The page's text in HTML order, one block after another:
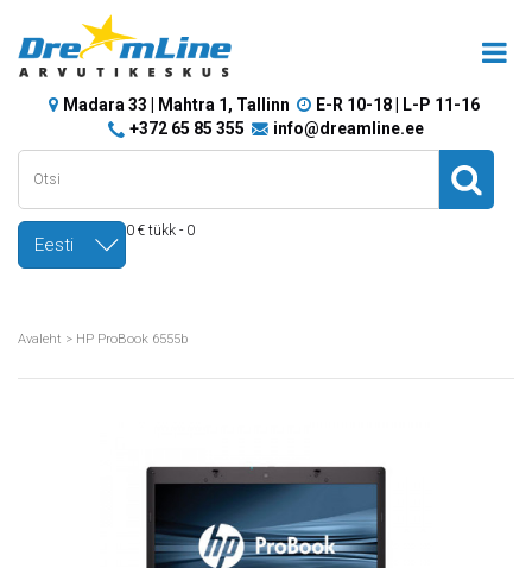
Madara 33 | Mahtra 1, Tallinn
E-R 10-18 | L-P 11-16
+372 65 85 355
info@dreamline.ee
Eesti
0 € tükk - 0
Avaleht > HP ProBook 6555b